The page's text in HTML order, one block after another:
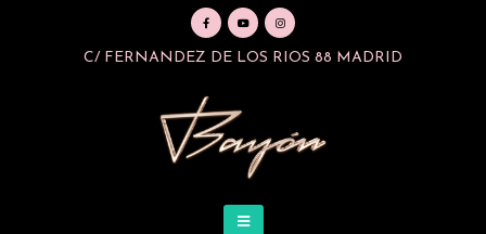
C/ FERNANDEZ DE LOS RIOS 88 MADRID